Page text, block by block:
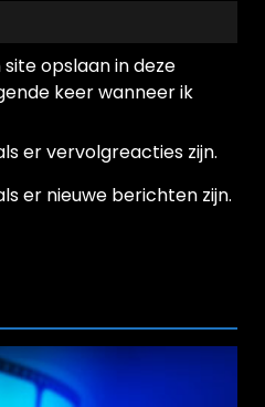
opslaan in deze
keer wanneer ik
er vervolgreacties zijn.
er nieuwe berichten zijn.